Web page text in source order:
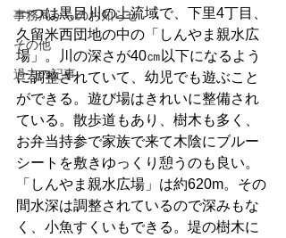
事務局からのお知らせ
その他
過去の記事
一つは黒目川の上流域で、下里4丁目、
久留米西団地の中の「しんやま親水広
場」。川の深さが40㎝以下になるよう
に調整されていて、幼児でも遊ぶこと
ができる。遊び場はきれいに整備され
ている。散歩道もあり、樹木も多く、
お弁当持参で家族で来て木陰にブルー
シートを敷きゆっくり憩うのも良い。
「しんやま親水広場」は約620m。その
間水深は調整されているので深みもな
く、小魚すくいもできる。堤の樹木に